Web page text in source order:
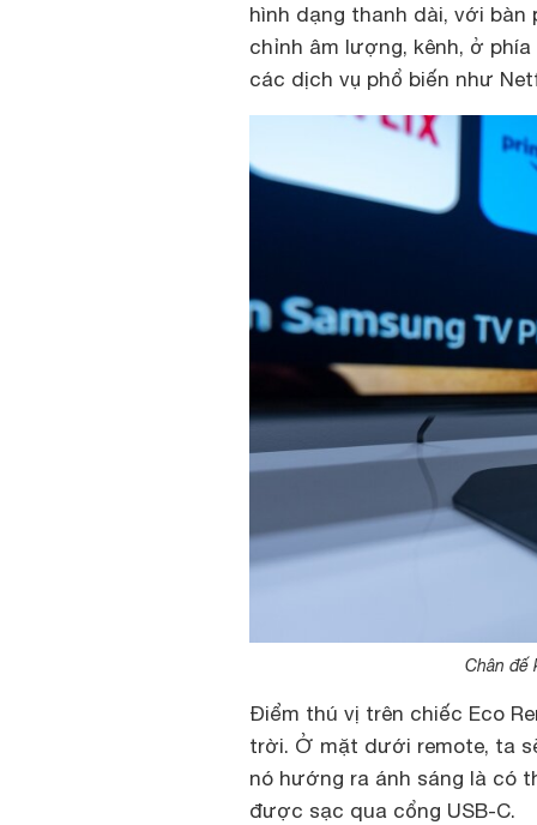
hình dạng thanh dài, với
chỉnh âm lượng, kênh, ở
các dịch vụ phổ biến như
Chân đế
Điểm thú vị trên chiếc Eco
trời. Ở mặt dưới remote, ta
nó hướng ra ánh sáng là có
được sạc qua cổng USB-C.